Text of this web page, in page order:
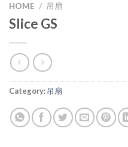
HOME / 吊扇
Slice GS
Category:吊扇